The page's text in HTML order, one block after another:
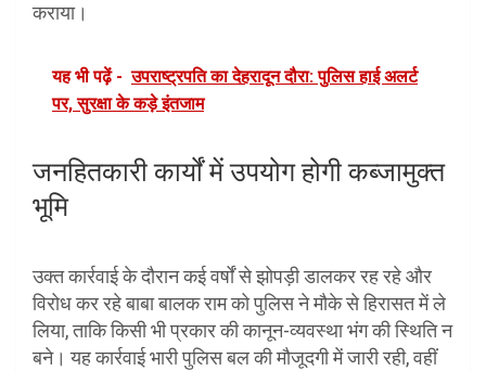
कराया।
यह भी पढ़ें - उपराष्ट्रपति का देहरादून दौरा: पुलिस हाई अलर्ट
पर, सुरक्षा के कड़े इंतजाम
जनहितकारी कार्यों में उपयोग होगी कब्जामुक्त
भूमि
उक्त कार्रवाई के दौरान कई वर्षों से झोपड़ी डालकर रह रहे और
विरोध कर रहे बाबा बालक राम को पुलिस ने मौके से हिरासत में ले
लिया, ताकि किसी भी प्रकार की कानून-व्यवस्था भंग की स्थिति न
बने। यह कार्रवाई भारी पुलिस बल की मौजूदगी में जारी रही, वहीं